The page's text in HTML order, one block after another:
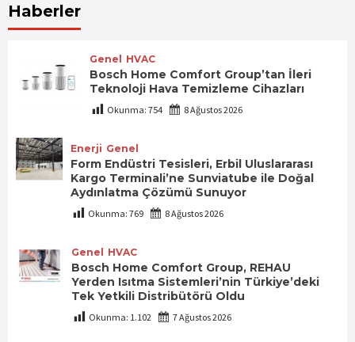
Haberler
Genel HVAC
Bosch Home Comfort Group’tan İleri
Teknoloji Hava Temizleme Cihazları
Okunma: 754 8 Ağustos 2026
Enerji Genel
Form Endüstri Tesisleri, Erbil Uluslararası
Kargo Terminali’ne Sunviatube ile Doğal
Aydınlatma Çözümü Sunuyor
Okunma: 769 8 Ağustos 2026
Genel HVAC
Bosch Home Comfort Group, REHAU
Yerden Isıtma Sistemleri’nin Türkiye’deki
Tek Yetkili Distribütörü Oldu
Okunma: 1.102 7 Ağustos 2026